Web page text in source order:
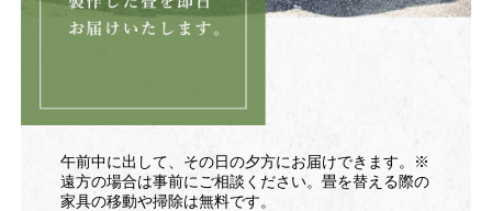
午前中に出して、その日の夕方にお届けできます。※
遠方の場合は事前にご相談ください。畳を替える際の
家具の移動や掃除は無料です。